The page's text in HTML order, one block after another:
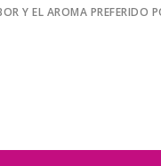
Y EL AROMA PREFERIDO